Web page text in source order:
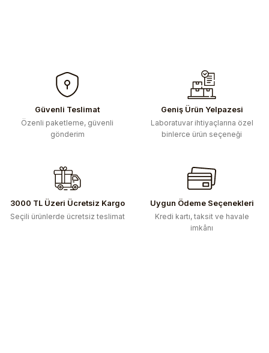
Güvenli Teslimat
Özenli paketleme, güvenli
gönderim
Geniş Ürün Yelpazesi
Laboratuvar ihtiyaçlarına özel
binlerce ürün seçeneği
3000 TL Üzeri Ücretsiz Kargo
Seçili ürünlerde ücretsiz teslimat
Uygun Ödeme Seçenekleri
Kredi kartı, taksit ve havale
imkânı